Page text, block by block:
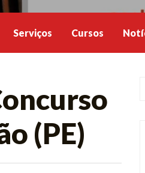
Serviços Cursos
(PE)